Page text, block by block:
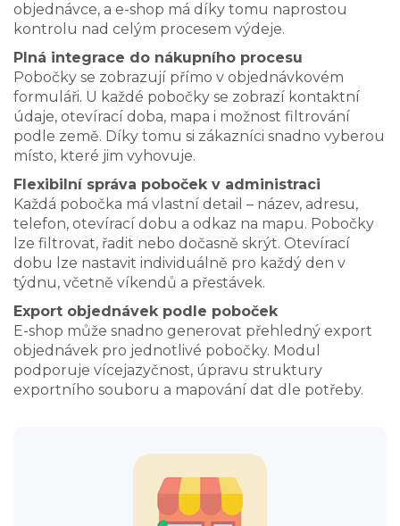
objednávce, a e-shop má díky tomu naprostou
kontrolu nad celým procesem výdeje.
Plná integrace do nákupního procesu
Pobočky se zobrazují přímo v objednávkovém
formuláři. U každé pobočky se zobrazí kontaktní
údaje, otevírací doba, mapa i možnost filtrování
podle země. Díky tomu si zákazníci snadno vyberou
místo, které jim vyhovuje.
Flexibilní správa poboček v administraci
Každá pobočka má vlastní detail – název, adresu,
telefon, otevírací dobu a odkaz na mapu. Pobočky
lze filtrovat, řadit nebo dočasně skrýt. Otevírací
dobu lze nastavit individuálně pro každý den v
týdnu, včetně víkendů a přestávek.
Export objednávek podle poboček
E-shop může snadno generovat přehledný export
objednávek pro jednotlivé pobočky. Modul
podporuje vícejazyčnost, úpravu struktury
exportního souboru a mapování dat dle potřeby.